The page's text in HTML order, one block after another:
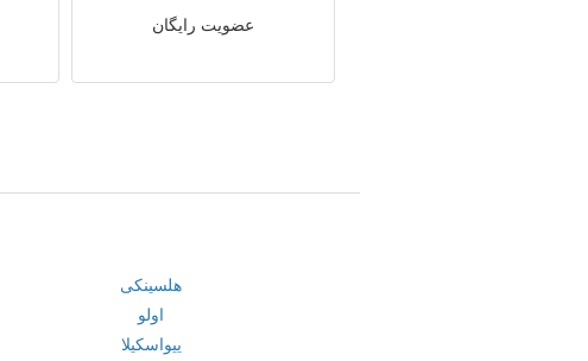
عضویت رایگان
هلسینکی
اولو
ییواسکیلا